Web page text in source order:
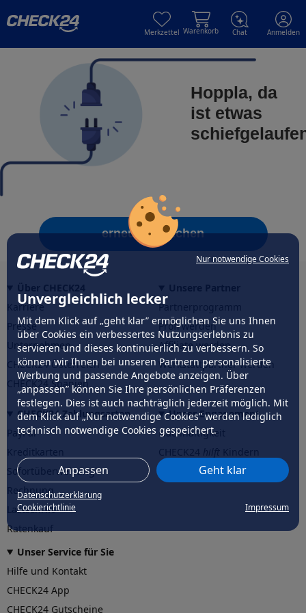
Nur notwendige Cookies
Unvergleichlich lecker
Mit dem Klick auf „geht klar” ermöglichen Sie uns Ihnen
über Cookies ein verbessertes Nutzungserlebnis zu
servieren und dieses kontinuierlich zu verbessern. So
können wir Ihnen bei unseren Partnern personalisierte
Werbung und passende Angebote anzeigen. Über
„anpassen” können Sie Ihre persönlichen Präferenzen
festlegen. Dies ist auch nachträglich jederzeit möglich. Mit
dem Klick auf „Nur notwendige Cookies” werden lediglich
technisch notwendige Cookies gespeichert.
Anpassen Geht klar
Datenschutzerklärung
Cookierichtlinie
Impressum
Merkzettel Warenkorb Chat Anmelden
Hoppla, da
ist etwas
erneut versuchen
Karriere
Presse
Unternehmen
CHECK24 Österreich
CHECK24 Spanien
Partnerprogramm
Profi werden
Affiliate werden
Werkstattpartner werden
CHECK24 Zahlungsarten
PayPal
Sofortüberweisung
Rechnung
Lastschrift
Ratenkauf
Unser Engagement
Nachhaltigkeit
CHECK24hilftder Natur
Unser Service für Sie
Hilfe und Kontakt
CHECK24 App
CHECK24 Gutscheine